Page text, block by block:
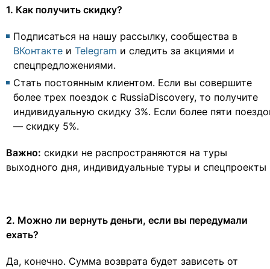
1. Как получить скидку?
Подписаться на нашу рассылку, сообщества в
ВКонтакте и Telegram и следить за акциями и
спецпредложениями.
Стать постоянным клиентом. Если вы совершите
более трех поездок с RussiaDiscovery, то получите
индивидуальную скидку 3%. Если более пяти
— скидку 5%.
Важно: скидки не распространяются на туры
выходного дня, индивидуальные туры и спецпроекты
2. Можно ли вернуть деньги, если вы передумали
ехать?
Да, конечно. Сумма возврата будет зависеть от